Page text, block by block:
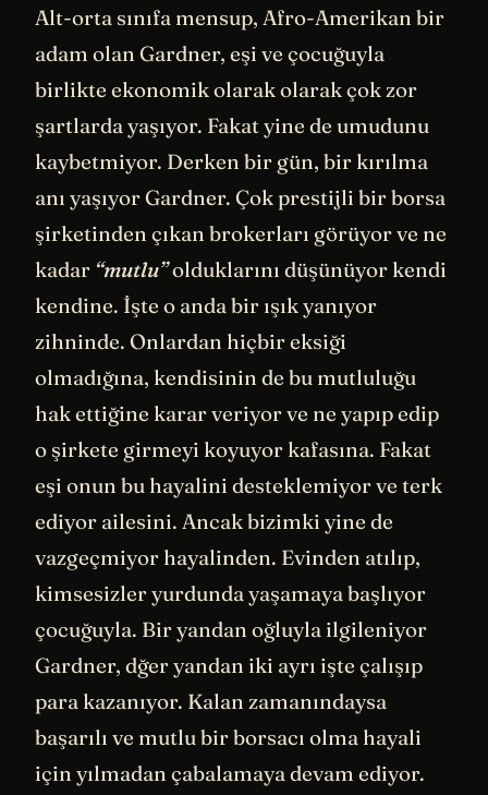
Alt-orta sınıfa mensup, Afro-Amerikan bir
adam olan Gardner, eşi ve çocuğuyla
birlikte ekonomik olarak olarak çok zor
şartlarda yaşıyor. Fakat yine de umudunu
kaybetmiyor. Derken bir gün, bir kırılma
anı yaşıyor Gardner. Çok prestijli bir borsa
şirketinden çıkan brokerları görüyor ve ne
kadar “mutlu”olduklarını düşünüyor kendi
kendine. İşte o anda bir ışık yanıyor
zihninde. Onlardan hiçbir eksiği
olmadığına, kendisinin de bu mutluluğu
hak ettiğine karar veriyor ve ne yapıp edip
o şirkete girmeyi koyuyor kafasına. Fakat
eşi onun bu hayalini desteklemiyor ve terk
ediyor ailesini. Ancak bizimki yine de
vazgeçmiyor hayalinden. Evinden atılıp,
kimsesizler yurdunda yaşamaya başlıyor
çocuğuyla. Bir yandan oğluyla ilgileniyor
Gardner, dğer yandan iki ayrı işte çalışıp
para kazanıyor. Kalan zamanındaysa
başarılı ve mutlu bir borsacı olma hayali
için yılmadan çabalamaya devam ediyor.